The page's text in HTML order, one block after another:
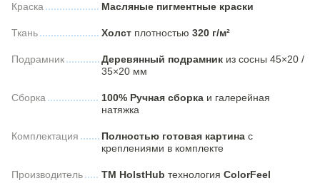
Краска Масляные пигментные краски
Ткань Холст плотностью 320 г/м²
Подрамник Деревянный подрамник из сосны 45×20 /
35×20 мм
Сборка 100% Ручная сборка и галерейная
натяжка
Комплектация Полностью готовая картина с
креплениями в комплекте
Производитель ТМ HolstHub технология ColorFeel